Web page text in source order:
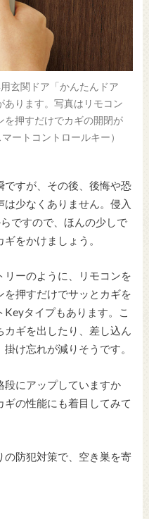
玄関ドア「かんたんドア
あります。写真はリモコン
を押すだけでカギの開閉が
ートコントロールキー）
ですが、その後、後悔や恐
少なくありません。侵入
ですので、ほんの少しで
をかけましょう。
ーのように、リモコンを
押すだけでサッとカギを
タイプもあります。こ
ギを出したり、差し込ん
け忘れが減りそうです。
段にアップしていますか
の性能にも着目してみて
の防犯対策で、空き巣を寄